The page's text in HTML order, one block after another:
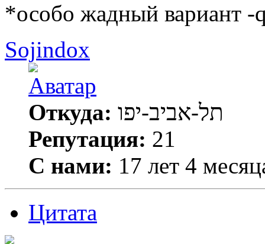
*особо жадный вариант -
Sojindox
Откуда: תל-אביב-יפו
Репутация: 21
С нами: 17 лет 4
Цитата